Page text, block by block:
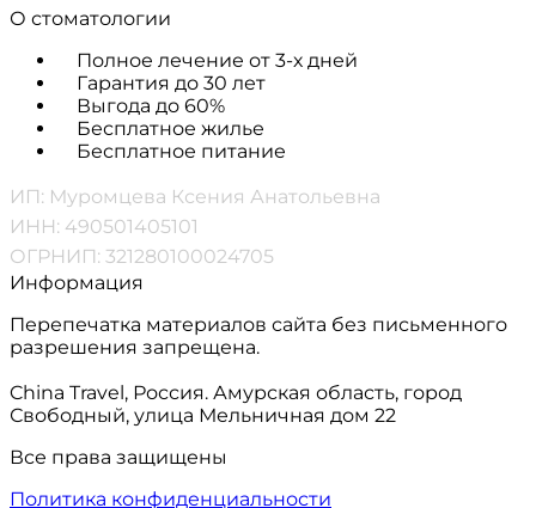
О стоматологии
Полное лечение от 3-х дней
Гарантия до 30 лет
Выгода до 60%
Бесплатное жилье
Бесплатное питание
ИП: Муромцева Ксения Анатольевна
ИНН: 490501405101
ОГРНИП: 321280100024705
Информация
Перепечатка материалов сайта без письменного
разрешения запрещена.
China Travel, Россия. Амурская область, город
Свободный, улица Мельничная дом 22
Все права защищены
Политика конфиденциальности